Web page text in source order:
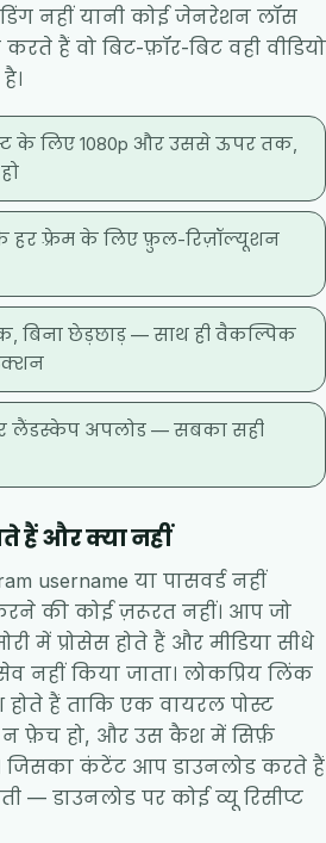
नहीं यानी कोई जेनरेशन लॉस
हैं वो बिट-फ़ॉर-बिट वही वीडियो
के लिए 1080p और उससे ऊपर तक,
हर फ़्रेम के लिए फ़ुल-रिज़ॉल्यूशन
बिना छेड़छाड़ — साथ ही वैकल्पिक
लैंडस्केप अपलोड — सबका सही
हैं और क्या नहीं
username या पासवर्ड नहीं
की कोई ज़रूरत नहीं। आप जो
में प्रोसेस होते हैं और मीडिया सीधे
नहीं किया जाता। लोकप्रिय लिंक
हैं ताकि एक वायरल पोस्ट
न फ़ेच हो, और उस कैश में सिर्फ़
जिसका कंटेंट आप डाउनलोड करते हैं
— डाउनलोड पर कोई व्यू रिसीप्ट